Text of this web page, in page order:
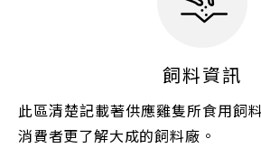
飼料資訊
此區清楚記載著供應雞隻所食用飼
消費者更了解大成的飼料廠。